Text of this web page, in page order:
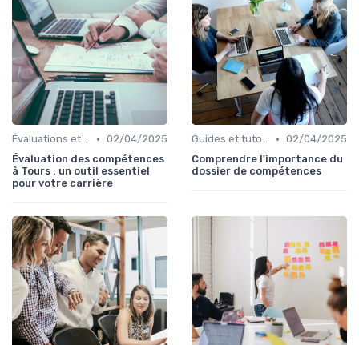
Évaluations et tests • 02/04/2025
Évaluation des compétences
à Tours : un outil essentiel
pour votre carrière
Guides et tutoriels • 02/04/2025
Comprendre l'importance du
dossier de compétences